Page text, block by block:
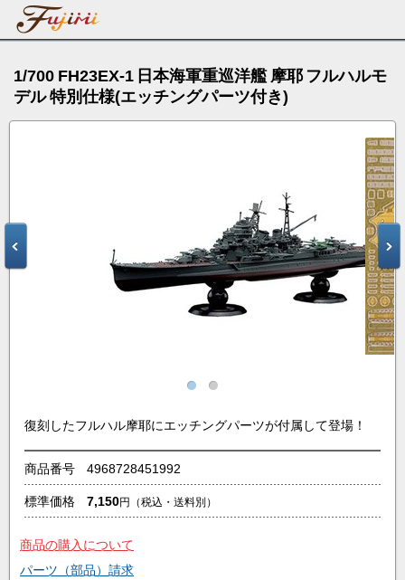
1/700 FH23EX-1 日本海軍重巡洋艦 摩耶 フルハルモ
デル 特別仕様(エッチングパーツ付き)
復刻したフルハル摩耶にエッチングパーツが付属して登場！
商品番号 4968728451992
標準価格 7,150円 （税込・送料別）
商品の購入について
パーツ（部品）請求